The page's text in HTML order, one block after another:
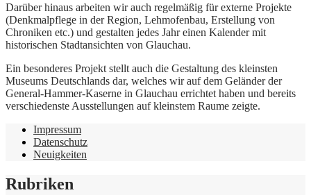
Darüber hinaus arbeiten wir auch regelmäßig für externe Projekte
(Denkmalpflege in der Region, Lehmofenbau, Erstellung von
Chroniken etc.) und gestalten jedes Jahr einen Kalender mit
historischen Stadtansichten von Glauchau.
Ein besonderes Projekt stellt auch die Gestaltung des kleinsten
Museums Deutschlands dar, welches wir auf dem Geländer der
General-Hammer-Kaserne in Glauchau errichtet haben und bereits
verschiedenste Ausstellungen auf kleinstem Raume zeigte.
Impressum
Datenschutz
Neuigkeiten
Rubriken